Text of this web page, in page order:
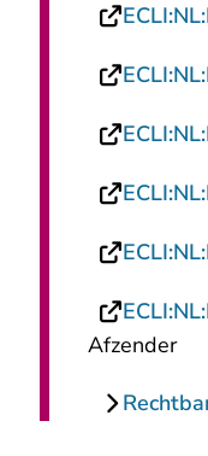
Afzender